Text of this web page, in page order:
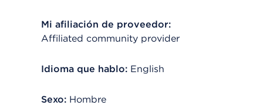
Mi afiliación de proveedor:
Affiliated community provider
Idioma que hablo: English
Sexo: Hombre